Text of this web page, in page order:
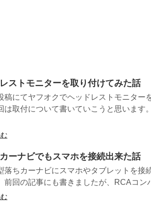
ストモニターを取り付けてみた話
稿にてヤフオクでヘッドレストモニター
は取付について書いていこうと思います
ーナビでもスマホを接続出来た話
落ちカーナビにスマホやタブレットを接
前回の記事にも書きましたが、RCAコン